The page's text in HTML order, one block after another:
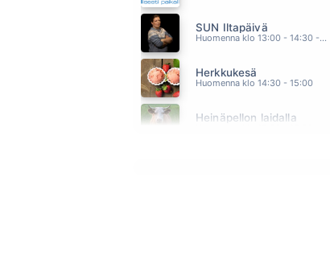
TOMI MARKKOLA
04.05
ABBA
04.02
JANNE HURME
SUN Iltapäivä
Huomenna klo 13:00 - 14:30 - Studiossa: Kaisu Lämsä
Herkkukesä
Huomenna klo 14:30 - 15:00
Heinäpellon laidalla